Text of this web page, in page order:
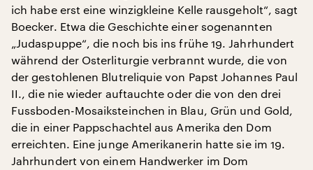
ich habe erst eine winzigkleine Kelle rausgeholt“, sagt
Boecker. Etwa die Geschichte einer sogenannten
„Judaspuppe“, die noch bis ins frühe 19. Jahrhundert
während der Osterliturgie verbrannt wurde, die von
der gestohlenen Blutreliquie von Papst Johannes Paul
II., die nie wieder auftauchte oder die von den drei
Fussboden-Mosaiksteinchen in Blau, Grün und Gold,
die in einer Pappschachtel aus Amerika den Dom
erreichten. Eine junge Amerikanerin hatte sie im 19.
Jahrhundert von einem Handwerker im Dom